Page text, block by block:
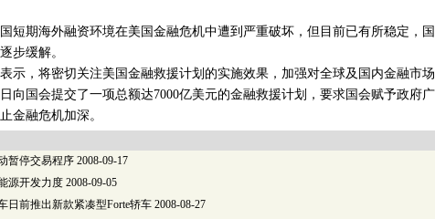
期海外融资环境在美国金融危机中遭到严重破坏，但目前已有所稳定，
步缓解。
，将密切关注美国金融救援计划的实施效果，加强对全球及国内金融市场
国会提交了一项总额达7000亿美元的金融救援计划，要求国会赋予政府
金融危机加深。
暂停交易程序 2008-09-17
源开发力度 2008-09-05
日前推出新款紧凑型Forte轿车 2008-08-27